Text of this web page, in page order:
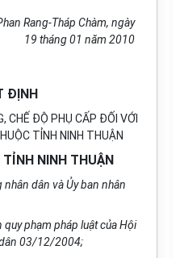
Rang-Tháp Chàm, ngày
19 tháng 01 năm 2010
ĐỊNH
CHẾ ĐỘ PHỤ CẤP ĐỐI VỚI
TỈNH NINH THUẬN
NINH THUẬN
dân và Ủy ban nhân
quy phạm pháp luật của Hội
03/12/2004;